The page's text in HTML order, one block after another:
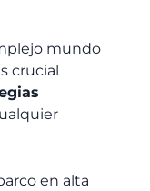
mundo
crucial
en alta